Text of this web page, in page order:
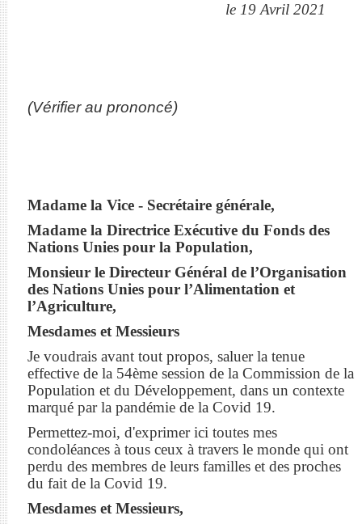
le 19 Avril 2021
(Vérifier au prononcé)
Madame la Vice - Secrétaire générale,
Madame la Directrice Exécutive du Fonds des
Nations Unies pour la Population,
Monsieur le Directeur Général de l’Organisation
des Nations Unies pour l’Alimentation et
l’Agriculture,
Mesdames et Messieurs
Je voudrais avant tout propos, saluer la tenue
effective de la 54ème session de la Commission de la
Population et du Développement, dans un contexte
marqué par la pandémie de la Covid 19.
Permettez-moi, d'exprimer ici toutes mes
condoléances à tous ceux à travers le monde qui ont
perdu des membres de leurs familles et des proches
du fait de la Covid 19.
Mesdames et Messieurs,